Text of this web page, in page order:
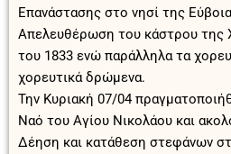
Επανάστασης στο νησί της
Απελευθέρωση του κάστρου της
του 1833 ενώ παράλληλα τα
χορευτικά δρώμενα.
Την Κυριακή 07/04
Ναό του Αγίου Νικολάου και
Δέηση και κατάθεση στεφάνων